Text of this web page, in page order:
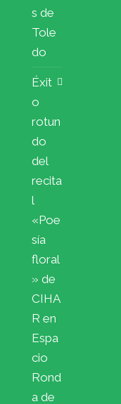
s de
Tole
do
Éxit
o
rotun
do
del
recita
l
«Poe
sía
floral
» de
CIHA
R en
Espa
cio
Rond
a de